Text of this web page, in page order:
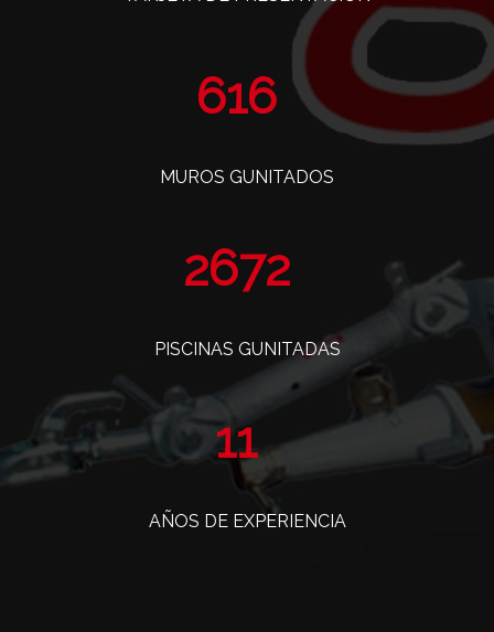
739
MUROS GUNITADOS
3203
PISCINAS GUNITADAS
14
AÑOS DE EXPERIENCIA